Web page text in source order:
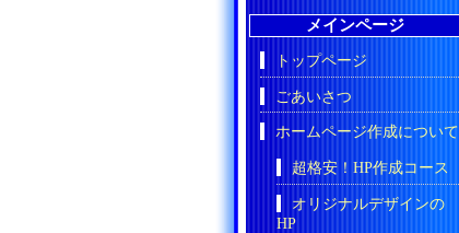
メインページ
トップページ
ごあいさつ
ホームページ作成について
超格安！HP作成コース
オリジナルデザインの
HP